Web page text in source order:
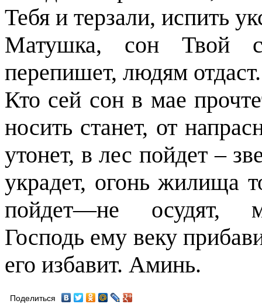
Тебя и терзали, испить
Матушка, сон Твой
перепишет, людям отдаст.
Кто сей сон в мае
носить станет, от
утонет, в лес пойдет –
украдет, огонь жилища
пойдет—не осудят,
Господь ему веку
его избавит. Аминь.
Поделиться